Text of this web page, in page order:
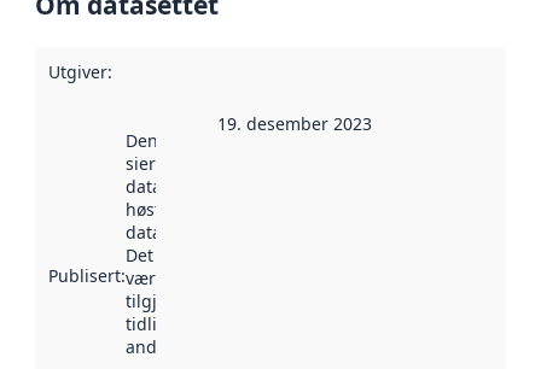
Utgiver:
Publisert:
Denne datoen
sier når
datasettet ble
høstet av
data.norge.no.
Det kan ha
vært
tilgjengelig
tidligere
andre steder.
19. desember 2023